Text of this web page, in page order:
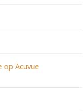
op Acuvue